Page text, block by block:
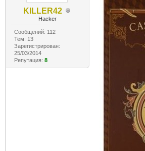
KILLER42
Hacker
Сообщений: 112
Тем: 13
Зарегистрирован:
25/03/2014
Репутация: 8